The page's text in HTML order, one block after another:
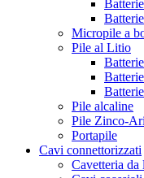
Micropile a
Pile al Litio
Pile alcaline
Pile Zinco-
Portapile
Cavi connettorizzati
Cavetteria da